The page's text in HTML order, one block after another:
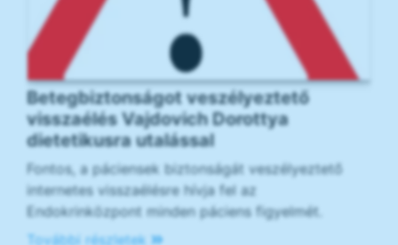
Betegbiztonságot veszélyeztető
visszaélés Vajdovich Dorottya
dietetikusra utalással
Fontos, a páciensek biztonságát veszélyeztető
internetes visszaélésre hívja fel az
Endokrinközpont minden páciens figyelmét.
További részletek